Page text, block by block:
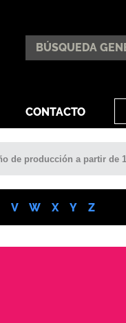
CONTACTO
V W X Y Z